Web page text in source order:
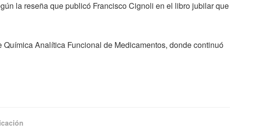
la reseña que publicó Francisco Cignoli en el libro jubilar que
Analítica Funcional de Medicamentos, donde continuó